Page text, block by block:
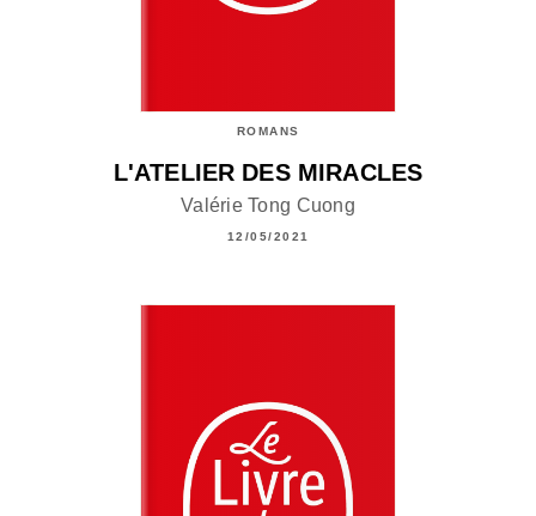
ROMANS
L'ATELIER DES MIRACLES
Valérie Tong Cuong
12/05/2021